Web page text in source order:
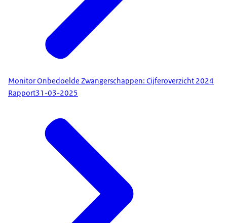
Monitor Onbedoelde Zwangerschappen: Cijferoverzicht 2024
Rapport31-03-2025